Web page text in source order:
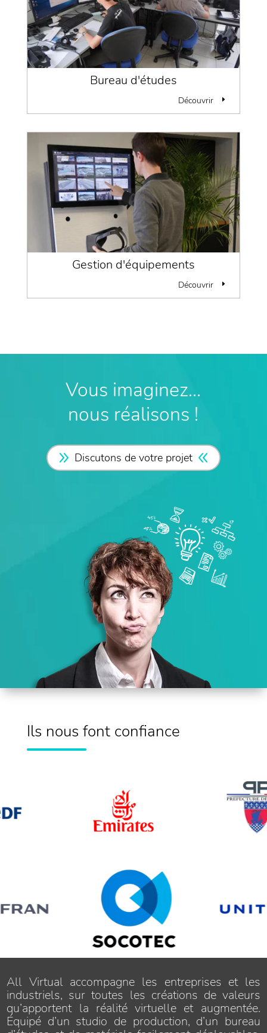
Bureau d'études
Découvrir
Gestion d'équipements
Découvrir
Vous imaginez…
nous réalisons !
Discutons de votre projet
Ils nous font confiance
All Virtual accompagne les entreprises et les
industriels, sur toutes les créations de valeurs
qu’apportent la réalité virtuelle et augmentée.
Équipé d’un studio de production, d’un bureau